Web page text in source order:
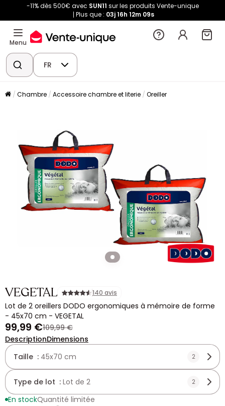
-11% dès 500€ avec SUN11 sur les produits Vente-unique
Plus que : 03j 16h 12m 09s
Menu
FR
Chambre Accessoire chambre et literie Oreiller
VEGETAL 140 avis
Lot de 2 oreillers DODO ergonomiques à mémoire de forme
- 45x70 cm - VEGETAL
99,99 €109,99 €
DescriptionDimensions
Taille : 45x70 cm 2
Type de lot : Lot de 2 2
En stockQuantité limitée